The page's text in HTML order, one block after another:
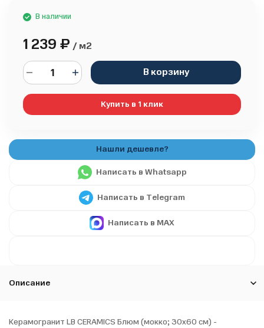
В наличии
1 239 ₽ / м2
В корзину
Купить в 1 клик
Написать в Whatsapp
Написать в Telegram
Написать в MAX
Описание
Керамогранит LB CERAMICS Блюм (мокко; 30x60 см) -